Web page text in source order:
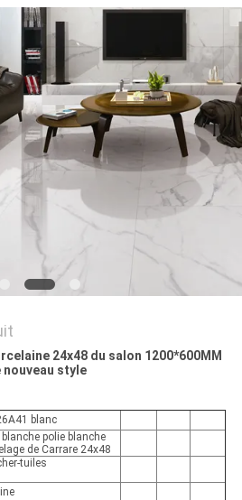
24x48 du salon 1200*600MM
nouveau style
blanc
polie blanche
de Carrare 24x48
tuiles